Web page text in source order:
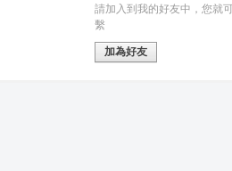
請加入到我的好友中，您就
繫
加為好友